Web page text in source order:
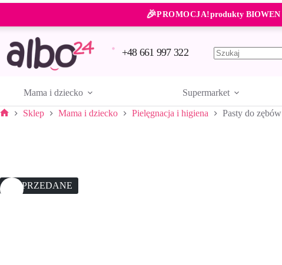
Przejdź
treści
🎉PROMOCJA!produkty BIOWEN |
+48 661 997 322
Mama i dziecko Supermarket
Sklep Mama i dziecko Pielęgnacja i higiena Pasty do zębów
WYPRZEDANE